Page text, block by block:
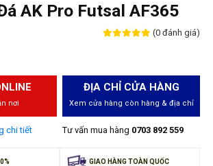
AK Pro Futsal AF365
(0 đánh giá)
nơi
chi tiết
ĐỊA CHỈ CỬA HÀNG
Xem cửa hàng còn hàng & địa chỉ
Tư vấn mua hàng 0703 892 559
GIAO HÀNG TOÀN QUỐC